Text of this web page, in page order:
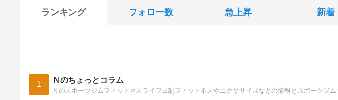
ランキング フォロー数 急上昇 新着
1 Ｎのちょっとコラム
Ｎのスポーツジムフィットネスライフ日記フィットネスやエクササイズなどの情報とスポーツジム